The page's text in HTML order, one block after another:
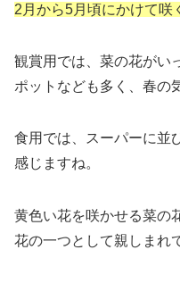
2月から5月頃にかけて咲
観賞用では、菜の花がい
ポットなども多く、春の
食用では、スーパーに並
感じますね。
黄色い花を咲かせる菜の
花の一つとして親しまれ